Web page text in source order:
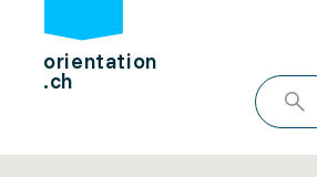
orientation
.ch